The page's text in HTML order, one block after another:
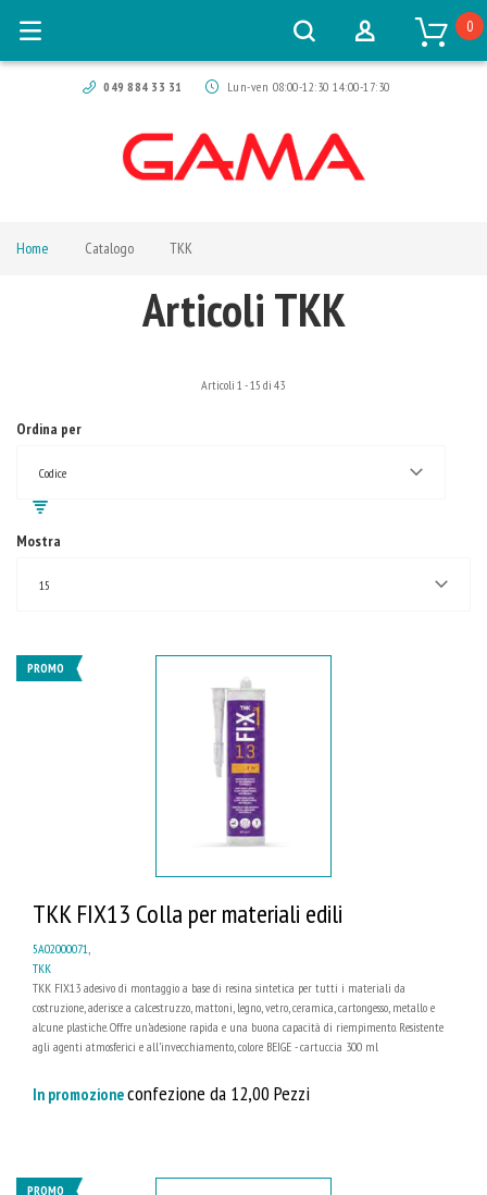
049 884 33 31 Lun-ven 08:00-12:30 14:00-17:30
0
Home Catalogo TKK
Articoli TKK
Ordina per
Codice
Articoli 1 -15 di 43
Mostra
15
PROMO
TKK FIX13 Colla per materiali edili
5A02000071,
TKK
TKK FIX13 adesivo di montaggio a base di resina sintetica per tutti i materiali da
costruzione, aderisce a calcestruzzo, mattoni, legno, vetro, ceramica, cartongesso, metallo e
alcune plastiche. Offre un’adesione rapida e una buona capacità di riempimento. Resistente
agli agenti atmosferici e all’invecchiamento, colore BEIGE - cartuccia 300 ml
In promozioneconfezione da 12,00 Pezzi
PROMO